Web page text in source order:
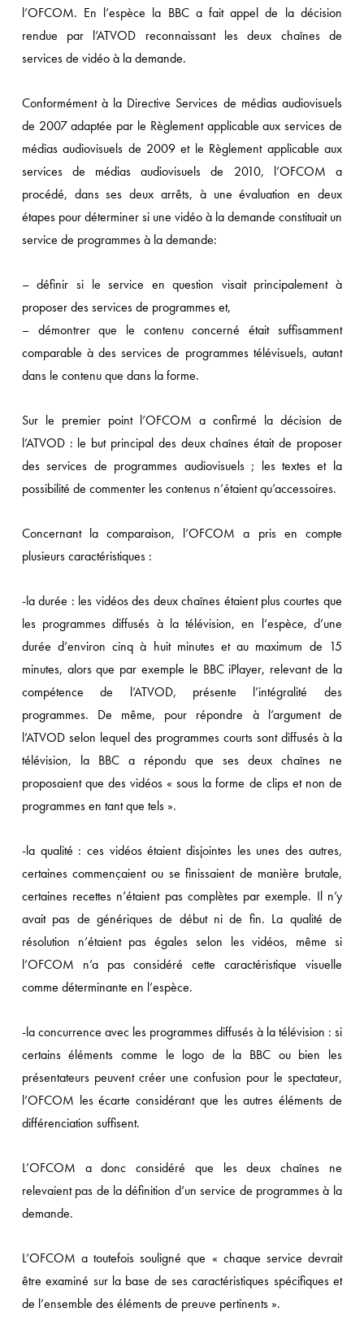
l’OFCOM. En l’espèce la BBC a fait appel de la décision
rendue par l’ATVOD reconnaissant les deux chaînes de
services de vidéo à la demande.
Conformément à la Directive Services de médias audiovisuels
de 2007 adaptée par le Règlement applicable aux services de
médias audiovisuels de 2009 et le Règlement applicable aux
services de médias audiovisuels de 2010, l’OFCOM a
procédé, dans ses deux arrêts, à une évaluation en deux
étapes pour déterminer si une vidéo à la demande constituait un
service de programmes à la demande:
– définir si le service en question visait principalement à
proposer des services de programmes et,
– démontrer que le contenu concerné était suffisamment
comparable à des services de programmes télévisuels, autant
dans le contenu que dans la forme.
Sur le premier point l’OFCOM a confirmé la décision de
l’ATVOD : le but principal des deux chaînes était de proposer
des services de programmes audiovisuels ; les textes et la
possibilité de commenter les contenus n’étaient qu’accessoires.
Concernant la comparaison, l’OFCOM a pris en compte
plusieurs caractéristiques :
-la durée : les vidéos des deux chaînes étaient plus courtes que
les programmes diffusés à la télévision, en l’espèce, d’une
durée d’environ cinq à huit minutes et au maximum de 15
minutes, alors que par exemple le BBC iPlayer, relevant de la
compétence de l’ATVOD, présente l’intégralité des
programmes. De même, pour répondre à l’argument de
l’ATVOD selon lequel des programmes courts sont diffusés à la
télévision, la BBC a répondu que ses deux chaînes ne
proposaient que des vidéos « sous la forme de clips et non de
programmes en tant que tels ».
-la qualité : ces vidéos étaient disjointes les unes des autres,
certaines commençaient ou se finissaient de manière brutale,
certaines recettes n’étaient pas complètes par exemple. Il n’y
avait pas de génériques de début ni de fin. La qualité de
résolution n’étaient pas égales selon les vidéos, même si
l’OFCOM n’a pas considéré cette caractéristique visuelle
comme déterminante en l’espèce.
-la concurrence avec les programmes diffusés à la télévision : si
certains éléments comme le logo de la BBC ou bien les
présentateurs peuvent créer une confusion pour le spectateur,
l’OFCOM les écarte considérant que les autres éléments de
différenciation suffisent.
L’OFCOM a donc considéré que les deux chaînes ne
relevaient pas de la définition d’un service de programmes à la
demande.
L’OFCOM a toutefois souligné que « chaque service devrait
être examiné sur la base de ses caractéristiques spécifiques et
de l’ensemble des éléments de preuve pertinents ».